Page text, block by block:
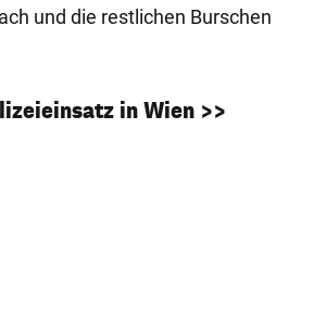
und die restlichen Burschen
in Wien >>